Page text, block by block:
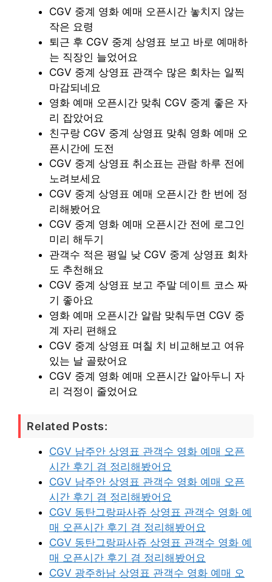
CGV 중계 영화 예매 오픈시간 놓치지 않는
작은 요령
퇴근 후 CGV 중계 상영표 보고 바로 예매하
는 직장인 늘었어요
CGV 중계 상영표 관객수 많은 회차는 일찍
마감되네요
영화 예매 오픈시간 맞춰 CGV 중계 좋은 자
리 잡았어요
친구랑 CGV 중계 상영표 맞춰 영화 예매 오
픈시간에 도전
CGV 중계 상영표 취소표는 관람 하루 전에
노려보세요
CGV 중계 상영표 예매 오픈시간 한 번에 정
리해봤어요
CGV 중계 영화 예매 오픈시간 전에 로그인
미리 해두기
관객수 적은 평일 낮 CGV 중계 상영표 회차
도 추천해요
CGV 중계 상영표 보고 주말 데이트 코스 짜
기 좋아요
영화 예매 오픈시간 알람 맞춰두면 CGV 중
계 자리 편해요
CGV 중계 상영표 며칠 치 비교해보고 여유
있는 날 골랐어요
CGV 중계 영화 예매 오픈시간 알아두니 자
리 걱정이 줄었어요
Related Posts:
CGV 남주안 상영표 관객수 영화 예매 오픈
시간 후기 겸 정리해봤어요
CGV 남주안 상영표 관객수 영화 예매 오픈
시간 후기 겸 정리해봤어요
CGV 동탄그랑파사쥬 상영표 관객수 영화 예
매 오픈시간 후기 겸 정리해봤어요
CGV 동탄그랑파사쥬 상영표 관객수 영화 예
매 오픈시간 후기 겸 정리해봤어요
CGV 광주하남 상영표 관객수 영화 예매 오